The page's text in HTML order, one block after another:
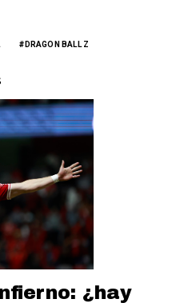
DRAGON BALL Z
¿hay